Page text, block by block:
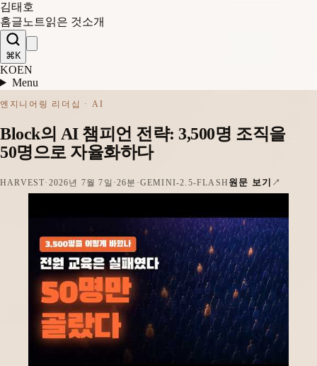
김태호
홈글 노트읽은 것소개
⌘K
KOEN
Menu
엔지니어링 리더십 · AI
Block의 AI 챔피언 전략: 3,500명 조직을
50명으로 자율화하다
HARVEST· 2026년 7월 7일 ·26분 ·GEMINI-2.5-FLASH 원문 보기